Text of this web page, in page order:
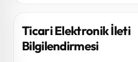
Ticari Elektronik İleti
Bilgilendirmesi